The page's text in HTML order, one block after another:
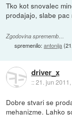
Tko kot snovalec
prodajajo, slabe
Zgodovina sprememb…
spremenilo:antonija(
driver_x
::21. jun
Dobre stvari se
mehanizme. Lahko